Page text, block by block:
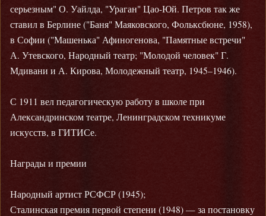
серьезным" О. Уайлда, "Ураган" Цао-Юй. Петров так же
ставил в Берлине ("Баня" Маяковского, Фольксбюне, 1958),
в Софии ("Машенька" Афиногенова, "Памятные встречи"
А. Утевского, Народный театр; "Молодой человек" Г.
Мдивани и А. Кирова, Молодежный театр, 1945–1946).
С 1911 вел педагогическую работу в школе при
Александринском театре, Ленинградском техникуме
искусств, в ГИТИСе.
Награды и премии
Народный артист РСФСР (1945);
Сталинская премия первой степени (1948) — за постановку